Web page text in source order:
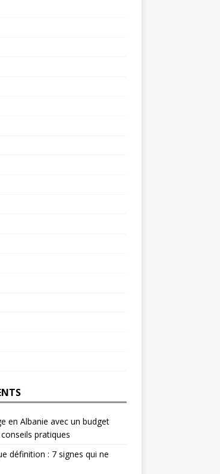
en Albanie avec un budget
pratiques
définition : 7 signes qui ne